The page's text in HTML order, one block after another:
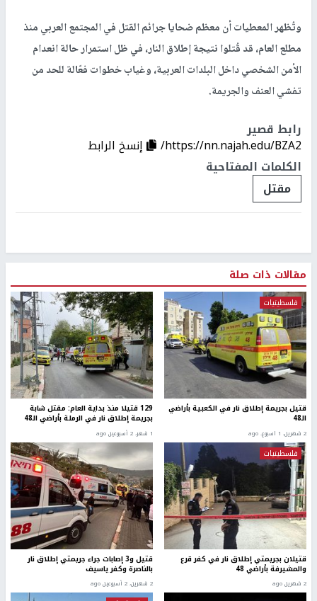
وتُظهر المعطيات أن معظم ضحايا جرائم القتل في المجتمع العربي منذ
مطلع العام، قد قُتلوا نتيجة إطلاق النار، في ظل استمرار حالة انعدام
الأمن الشخصي داخل البلدات العربية، وغياب خطوات فعّالة للحد من
تفشي العنف والجريمة.
رابط قصير
https://nn.najah.edu/BZA2/
إنسخ الرابط
الكلمات المفتاحية
مقتل
مقالات ذات صلة
فلسطينيات
قتيل بجريمة إطلاق نار في الكعبية بأراضي
الـ48
2 شهرين، 1 اسبوع. ago
129 قتيلا منذ بداية العام: مقتل شابة
بجريمة إطلاق نار في الرملة بأراضي الـ48
1 شهر، 2 أسبوعين ago
فلسطينيات
قتيلان بجريمتي إطلاق نار في كفر قرع
والمشيرفة بأراضي 48
2 شهرين ago
قتيل و3 إصابات جراء جريمتي إطلاق نار
بالناصرة وكفر ياسيف
2 شهرين، 2 أسبوعين ago